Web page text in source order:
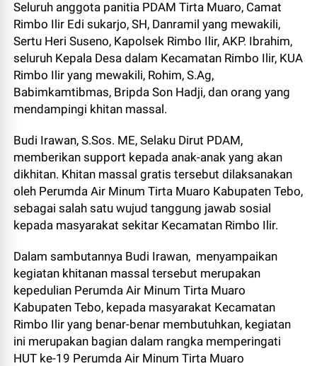
Seluruh anggota panitia PDAM Tirta Muaro, Camat
Rimbo Ilir Edi sukarjo, SH, Danramil yang mewakili,
Sertu Heri Suseno, Kapolsek Rimbo Ilir, AKP. Ibrahim,
seluruh Kepala Desa dalam Kecamatan Rimbo Ilir, KUA
Rimbo Ilir yang mewakili, Rohim, S.Ag,
Babimkamtibmas, Bripda Son Hadji, dan orang yang
mendampingi khitan massal.
Budi Irawan, S.Sos. ME, Selaku Dirut PDAM,
memberikan support kepada anak-anak yang akan
dikhitan. Khitan massal gratis tersebut dilaksanakan
oleh Perumda Air Minum Tirta Muaro Kabupaten Tebo,
sebagai salah satu wujud tanggung jawab sosial
kepada masyarakat sekitar Kecamatan Rimbo Ilir.
Dalam sambutannya Budi Irawan, menyampaikan
kegiatan khitanan massal tersebut merupakan
kepedulian Perumda Air Minum Tirta Muaro
Kabupaten Tebo, kepada masyarakat Kecamatan
Rimbo Ilir yang benar-benar membutuhkan, kegiatan
ini merupakan bagian dalam rangka memperingati
HUT ke-19 Perumda Air Minum Tirta Muaro